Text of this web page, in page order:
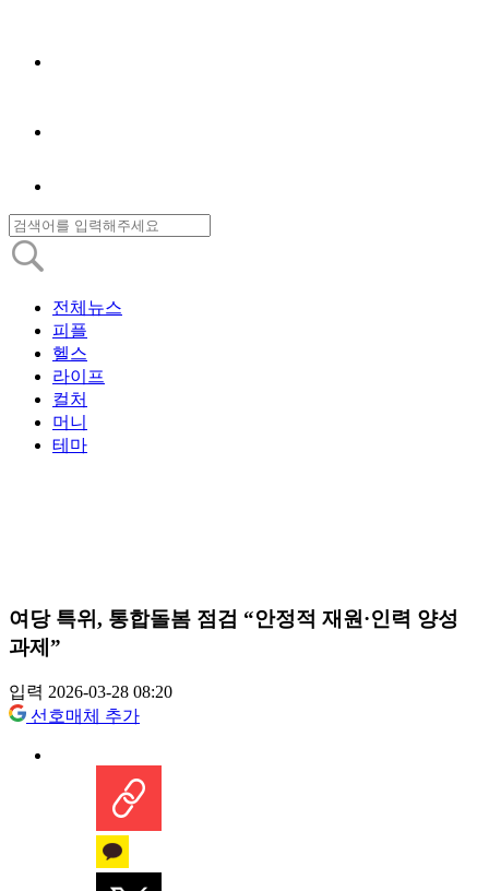
전체뉴스
피플
헬스
라이프
컬처
머니
테마
여당 특위, 통합돌봄 점검 “안정적 재원·인력 양성
과제”
입력 2026-03-28 08:20
선호매체 추가